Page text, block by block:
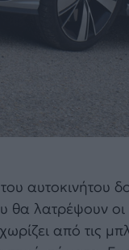
αυτοκινήτου
λατρέψουν οι
από τις